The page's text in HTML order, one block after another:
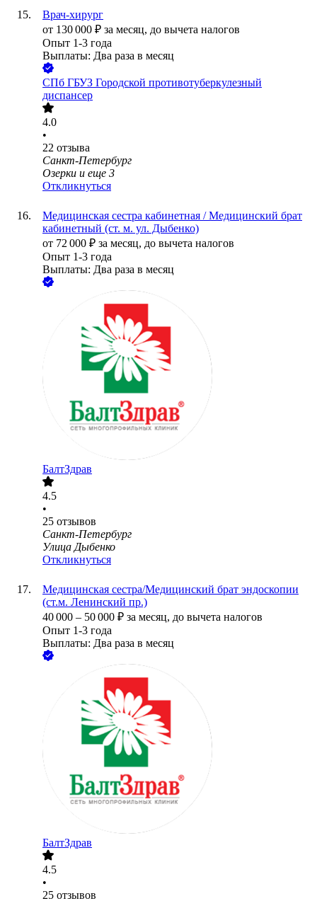
Врач-хирург
от 130 000 ₽ за месяц, до вычета налогов
Опыт 1-3 года
Выплаты: Два раза в месяц
СПб ГБУЗ Городской противотуберкулезный
диспансер
4.0
•
22 отзыва
Санкт-Петербург
Озерки и еще 3
Откликнуться
Медицинская сестра кабинетная / Медицинский брат
кабинетный (ст. м. ул. Дыбенко)
от 72 000 ₽ за месяц, до вычета налогов
Опыт 1-3 года
Выплаты: Два раза в месяц
БалтЗдрав
4.5
•
25 отзывов
Санкт-Петербург
Улица Дыбенко
Откликнуться
Медицинская сестра/Медицинский брат эндоскопии
(ст.м. Ленинский пр.)
40 000 – 50 000 ₽ за месяц, до вычета налогов
Опыт 1-3 года
Выплаты: Два раза в месяц
БалтЗдрав
4.5
•
25 отзывов